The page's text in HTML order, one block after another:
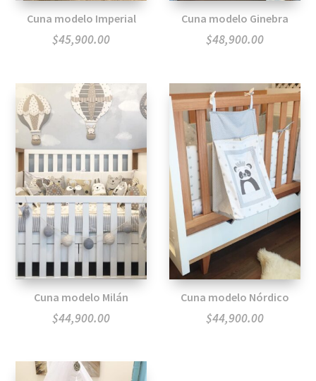
Cuna modelo Imperial
$45,900.00
Cuna modelo Ginebra
$48,900.00
Cuna modelo Milán
$44,900.00
Cuna modelo Nórdico
$44,900.00